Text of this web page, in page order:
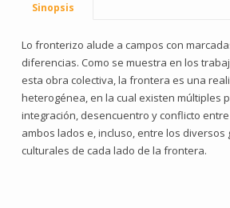
Sinopsis
Lo fronterizo alude a campos con
diferencias. Como se muestra en los
esta obra colectiva, la frontera es una
heterogénea, en la cual existen múltiples
integración, desencuentro y conflicto
ambos lados e, incluso, entre los diversos
culturales de cada lado de la frontera.